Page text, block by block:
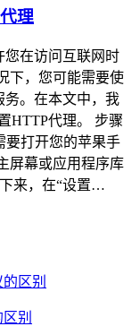
理
您在访问互联网时
下，您可能需要使
务。在本文中，我
HTTP代理。 步骤
要打开您的苹果手
屏幕或应用程序库
来，在“设置…
别